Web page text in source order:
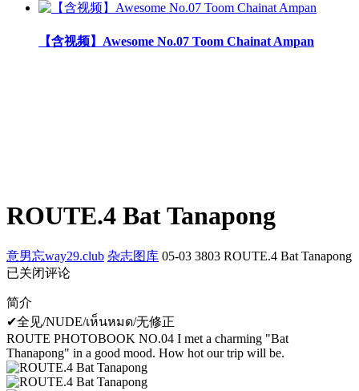
【含视频】Awesome No.07 Toom Chainat Ampan
ROUTE.4 Bat Tanapong
意男忘way29.club 杂志图库 05-03 3803 ROUTE.4 Bat Tanapong
已关闭评论
简介
✔全见/NUDE/เห็นหมด/无修正
ROUTE PHOTOBOOK NO.04 I met a charming "Bat
Thanapong" in a good mood. How hot our trip will be.